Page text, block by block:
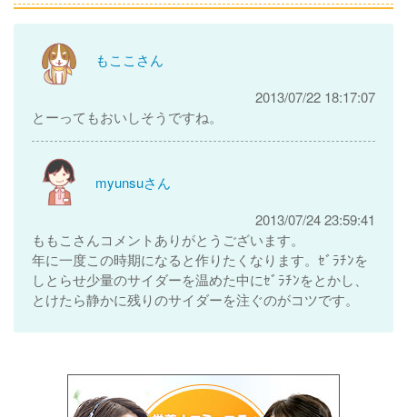
もここさん
2013/07/22 18:17:07
とーってもおいしそうですね。
myunsuさん
2013/07/24 23:59:41
ももこさんコメントありがとうございます。
年に一度この時期になると作りたくなります。ｾﾞﾗﾁﾝを
しとらせ少量のサイダーを温めた中にｾﾞﾗﾁﾝをとかし、
とけたら静かに残りのサイダーを注ぐのがコツです。